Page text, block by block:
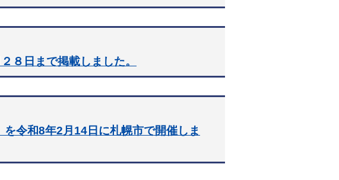
８日まで掲載しました。
を令和8年2月14日に札幌市で開催しま